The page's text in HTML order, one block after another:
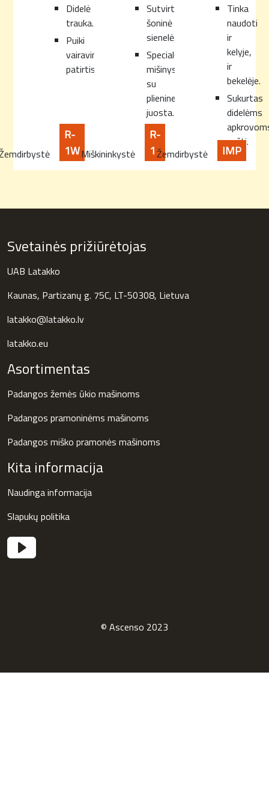
Didelė
trauka.
Puiki
vairavimo
patirtis.
R-
1W
Sutvirtinta
šoninė
sienelė.
Specialus
mišinys
su
plienine
juosta.
Miškininkystė
R-
1
Tinka
naudoti
ir
kelyje,
ir
bekelėje.
Sukurtas
didelėms
vežti.
Žemdirbystė
IMP
Svetainės prižiūrėtojas
UAB Latakko
Kaunas, Partizanų g. 75C, LT-50308, Lietuva
latakko@latakko.lv
latakko.eu
Asortimentas
Padangos žemės ūkio mašinoms
Padangos pramoninėms mašinoms
Padangos miško pramonės mašinoms
Kita informacija
Naudinga informacija
Slapukų politika
© Ascenso 2023